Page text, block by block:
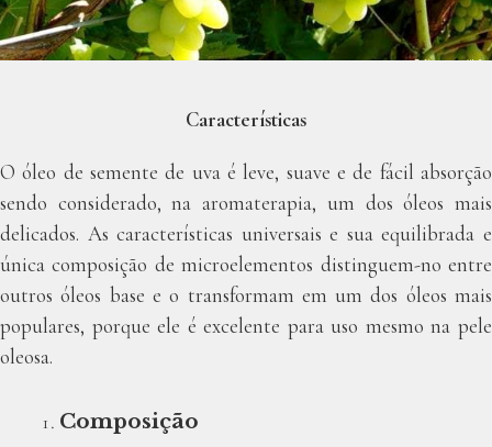
Características
O óleo de semente de uva é leve, suave e de fácil absorção
sendo considerado, na aromaterapia, um dos óleos mais
delicados. As características universais e sua equilibrada e
única composição de microelementos distinguem-no entre
outros óleos base e o transformam em um dos óleos mais
populares, porque ele é excelente para uso mesmo na pele
oleosa.
Composição